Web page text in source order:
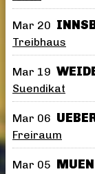
Mar 20
Treibhaus
Mar 19
Suendikat
Mar 06
Freiraum
Mar 05